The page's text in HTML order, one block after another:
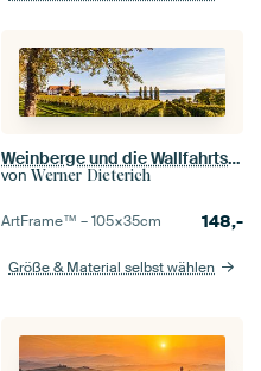
Weinberge und die Wallfahrtskirche Birnau am Bodensee
von Werner Dieterich
ArtFrame™ –105×35cm 148,-
Größe & Material selbst wählen